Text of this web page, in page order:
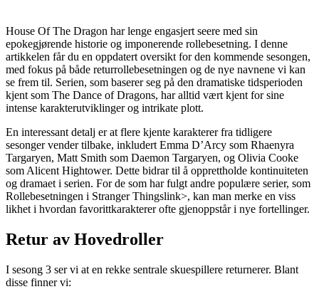
House Of The Dragon har lenge engasjert seere med sin
epokegjørende historie og imponerende rollebesetning. I denne
artikkelen får du en oppdatert oversikt for den kommende sesongen,
med fokus på både returrollebesetningen og de nye navnene vi kan
se frem til. Serien, som baserer seg på den dramatiske tidsperioden
kjent som The Dance of Dragons, har alltid vært kjent for sine
intense karakterutviklinger og intrikate plott.
En interessant detalj er at flere kjente karakterer fra tidligere
sesonger vender tilbake, inkludert Emma D’Arcy som Rhaenyra
Targaryen, Matt Smith som Daemon Targaryen, og Olivia Cooke
som Alicent Hightower. Dette bidrar til å opprettholde kontinuiteten
og dramaet i serien. For de som har fulgt andre populære serier, som
Rollebesetningen i Stranger Thingslink>, kan man merke en viss
likhet i hvordan favorittkarakterer ofte gjenoppstår i nye fortellinger.
Retur av Hovedroller
I sesong 3 ser vi at en rekke sentrale skuespillere returnerer. Blant
disse finner vi: